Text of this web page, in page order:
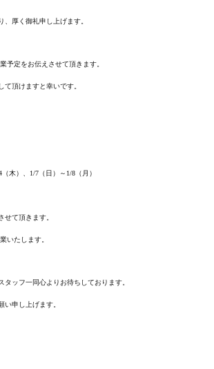
、厚く御礼申し上げます。
予定をお伝えさせて頂きます。
て頂けますと幸いです。
木）、1/7（日）～1/8（月）
せて頂きます。
いたします。
タッフ一同心よりお待ちしております。
い申し上げます。